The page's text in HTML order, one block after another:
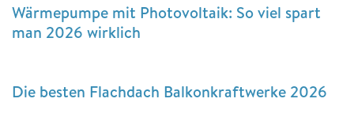
Wärmepumpe mit Photovoltaik: So viel spart
man 2026 wirklich
Die besten Flachdach Balkonkraftwerke 2026